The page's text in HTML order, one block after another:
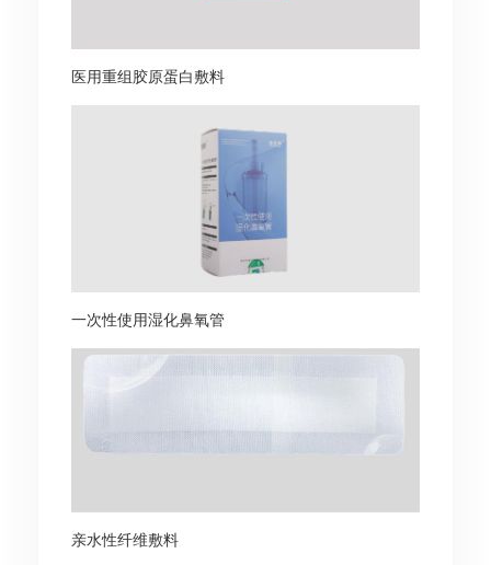
医用重组胶原蛋白敷料
一次性使用湿化鼻氧管
亲水性纤维敷料